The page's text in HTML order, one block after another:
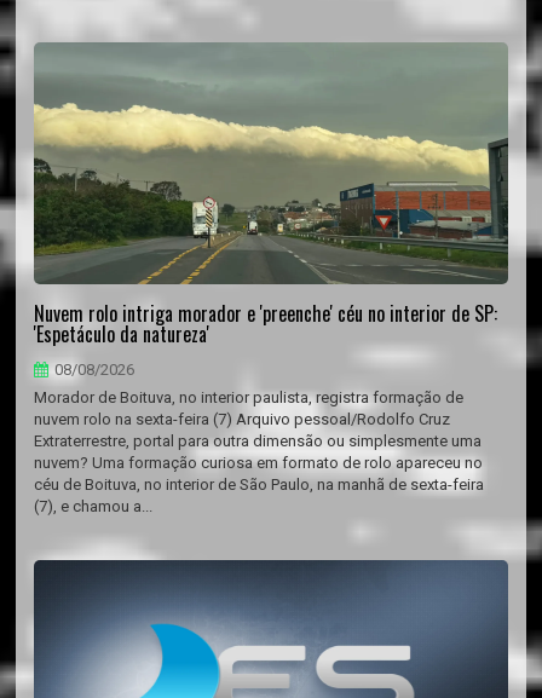
Nuvem rolo intriga morador e 'preenche' céu no interior de SP:
'Espetáculo da natureza'
08/08/2026
Morador de Boituva, no interior paulista, registra formação de
nuvem rolo na sexta-feira (7) Arquivo pessoal/Rodolfo Cruz
Extraterrestre, portal para outra dimensão ou simplesmente uma
nuvem? Uma formação curiosa em formato de rolo apareceu no
céu de Boituva, no interior de São Paulo, na manhã de sexta-feira
(7), e chamou a...